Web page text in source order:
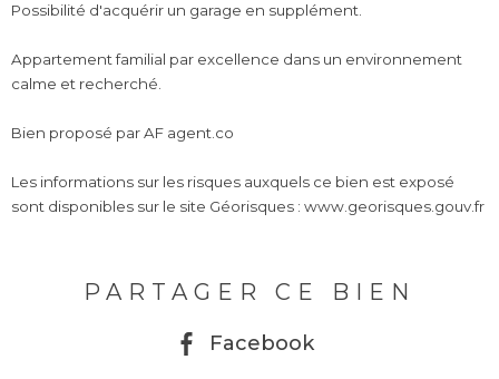
Possibilité d'acquérir un garage en supplément.
Appartement familial par excellence dans un environnement
calme et recherché.
Bien proposé par AF agent.co
Les informations sur les risques auxquels ce bien est exposé
sont disponibles sur le site Géorisques : www.georisques.gouv.fr
PARTAGER CE BIEN
Facebook